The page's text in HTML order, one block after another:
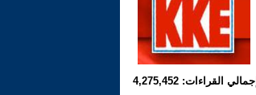
إجمالي القراءات: 4,275,452